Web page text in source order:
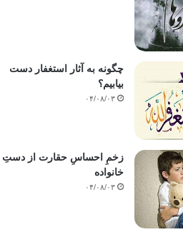
چگونه به آثار استغفار دست
بیابیم؟
۰۴/۰۸/۰۳
زخمِ احساسِ حقارت از دستِ
خانواده
۰۴/۰۸/۰۳